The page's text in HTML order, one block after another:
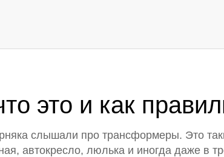
это и как
слышали про трансформеры. Это
автокресло, люлька и иногда даже в